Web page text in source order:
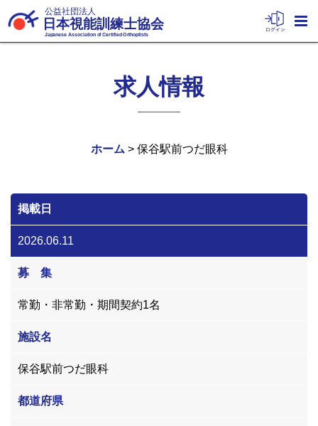
公益社団法人
日本視能訓練士協会
Japanese Association of Certified Orthoptists
求人情報
ホーム > 保谷駅前つだ眼科
掲載日
2026.06.11
募 集
常勤・非常勤・期間契約1名
施設名
保谷駅前つだ眼科
都道府県